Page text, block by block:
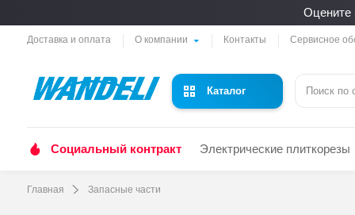
Оцените
Доставка и оплата О компании Контакты Сервисное
Каталог
Социальный контракт Электрические плиткорезы
Главная Запасные части